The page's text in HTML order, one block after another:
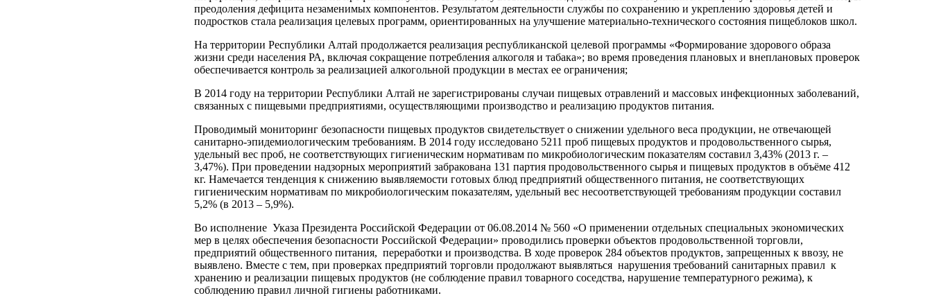
преодоления дефицита незаменимых компонентов. Результатом деятельности службы по сохранению и укреплению здоровья детей и
подростков стала реализация целевых программ, ориентированных на улучшение материально-технического состояния пищеблоков школ.
На территории Республики Алтай продолжается реализация республиканской целевой программы «Формирование здорового образа
жизни среди населения РА, включая сокращение потребления алкоголя и табака»; во время проведения плановых и внеплановых проверок
обеспечивается контроль за реализацией алкогольной продукции в местах ее ограничения;
В 2014 году на территории Республики Алтай не зарегистрированы случаи пищевых отравлений и массовых инфекционных заболеваний,
связанных с пищевыми предприятиями, осуществляющими производство и реализацию продуктов питания.
Проводимый мониторинг безопасности пищевых продуктов свидетельствует о снижении удельного веса продукции, не отвечающей
санитарно-эпидемиологическим требованиям. В 2014 году исследовано 5211 проб пищевых продуктов и продовольственного сырья,
удельный вес проб, не соответствующих гигиеническим нормативам по микробиологическим показателям составил 3,43% (2013 г. –
3,47%). При проведении надзорных мероприятий забракована 131 партия продовольственного сырья и пищевых продуктов в объёме 412
кг. Намечается тенденция к снижению выявляемости готовых блюд предприятий общественного питания, не соответствующих
гигиеническим нормативам по микробиологическим показателям, удельный вес несоответствующей требованиям продукции составил
5,2% (в 2013 – 5,9%).
Во исполнение Указа Президента Российской Федерации от 06.08.2014 № 560 «О применении отдельных специальных экономических
мер в целях обеспечения безопасности Российской Федерации» проводились проверки объектов продовольственной торговли,
предприятий общественного питания, переработки и производства. В ходе проверок 284 объектов продуктов, запрещенных к ввозу, не
выявлено. Вместе с тем, при проверках предприятий торговли продолжают выявляться нарушения требований санитарных правил к
хранению и реализации пищевых продуктов (не соблюдение правил товарного соседства, нарушение температурного режима), к
соблюдению правил личной гигиены работниками.